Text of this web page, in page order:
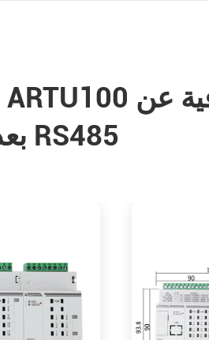
بعد متعددة الدوائر مع RS485